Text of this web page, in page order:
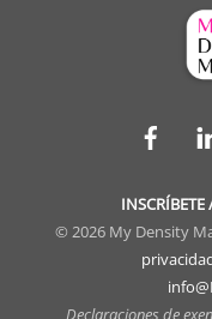
© 2026 My Density
Declaraciones de